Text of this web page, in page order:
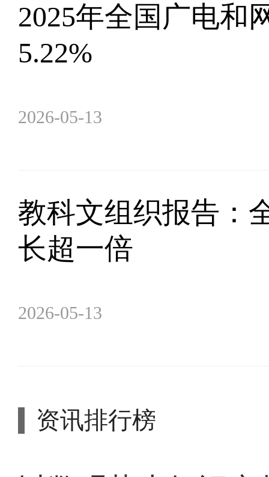
2025年全国广电和
5.22%
2026-05-13
教科文组织报告：
长超一倍
2026-05-13
资讯排行榜